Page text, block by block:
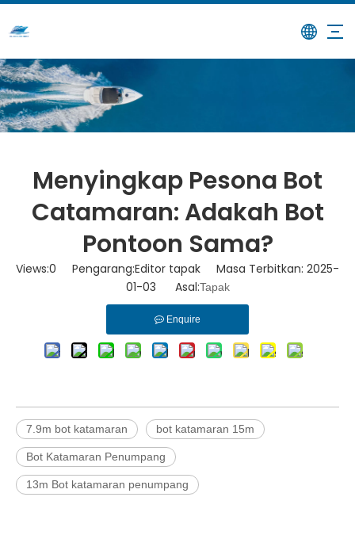
Rumah / Berita
Catamaran: Adakah Bot Pontoon Sama?
Menyingkap Pesona Bot
Catamaran: Adakah Bot
Pontoon Sama?
Views:0 Pengarang:Editor tapak Masa Terbitkan: 2025-
01-03 Asal:Tapak
Enquire
7.9m bot katamaran bot katamaran 15m
Bot Katamaran Penumpang
13m Bot katamaran penumpang